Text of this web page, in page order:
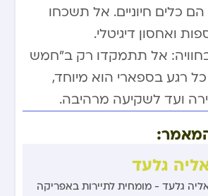
כלים חיוניים. אל תשכחו
ואחסון דיגיטלי.
אל תתמקדו רק ב”חמש
כל רגע בספארי הוא מיוחד,
ועד לשקיעה מרהיבה.
גלעד
גלעד - מומחית לתיירות באפריקה